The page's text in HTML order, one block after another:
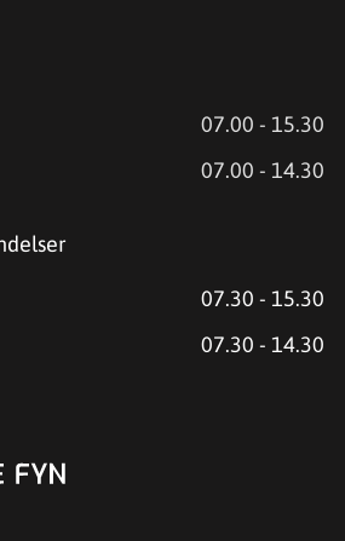
07.00 - 15.30
07.00 - 14.30
07.30 - 15.30
07.30 - 14.30